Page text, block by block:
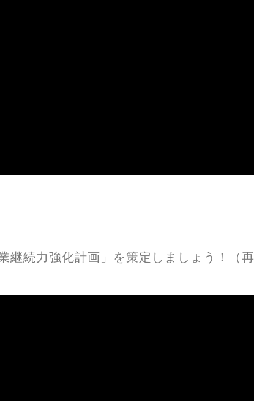
継続力強化計画」を策定しましょう！（再